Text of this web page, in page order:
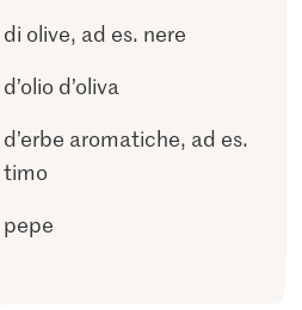
di olive, ad es. nere
d’olio d’oliva
d’erbe aromatiche, ad es.
timo
pepe